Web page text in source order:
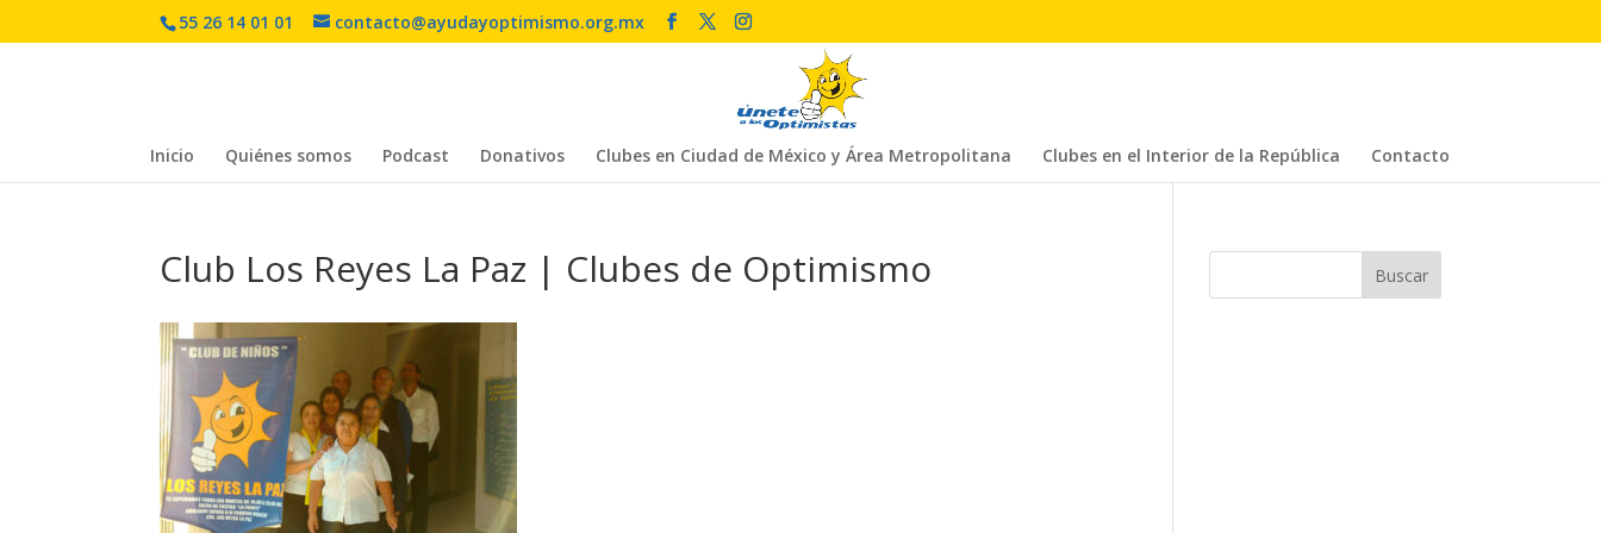
55 26 14 01 01 contacto@ayudayoptimismo.org.mx
Inicio Quiénes somos Podcast Donativos Clubes en Ciudad de México y Área Metropolitana Clubes en el Interior de la República Contacto
Club Los Reyes La Paz | Clubes de Optimismo